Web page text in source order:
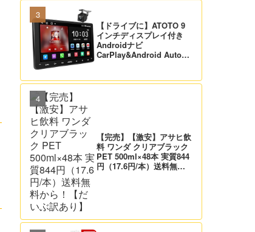
【ドライブに】ATOTO 9
インチディスプレイ付き
Androidナビ
CarPlay&Android Auto対
【完売】【激安】アサヒ飲
料 ワンダ クリアブラック
PET 500ml×48本 実質844
円（17.6円/本）送料無料